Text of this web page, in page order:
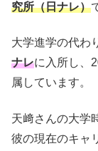
究所（日ナレ）
大学進学の代わ
ナレに入所し、
属しています。
天﨑さんの大学
彼の現在のキャ